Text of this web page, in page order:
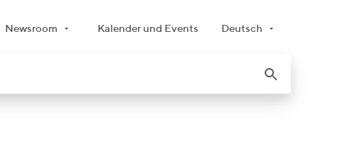
Newsroom Kalender und Events Deutsch